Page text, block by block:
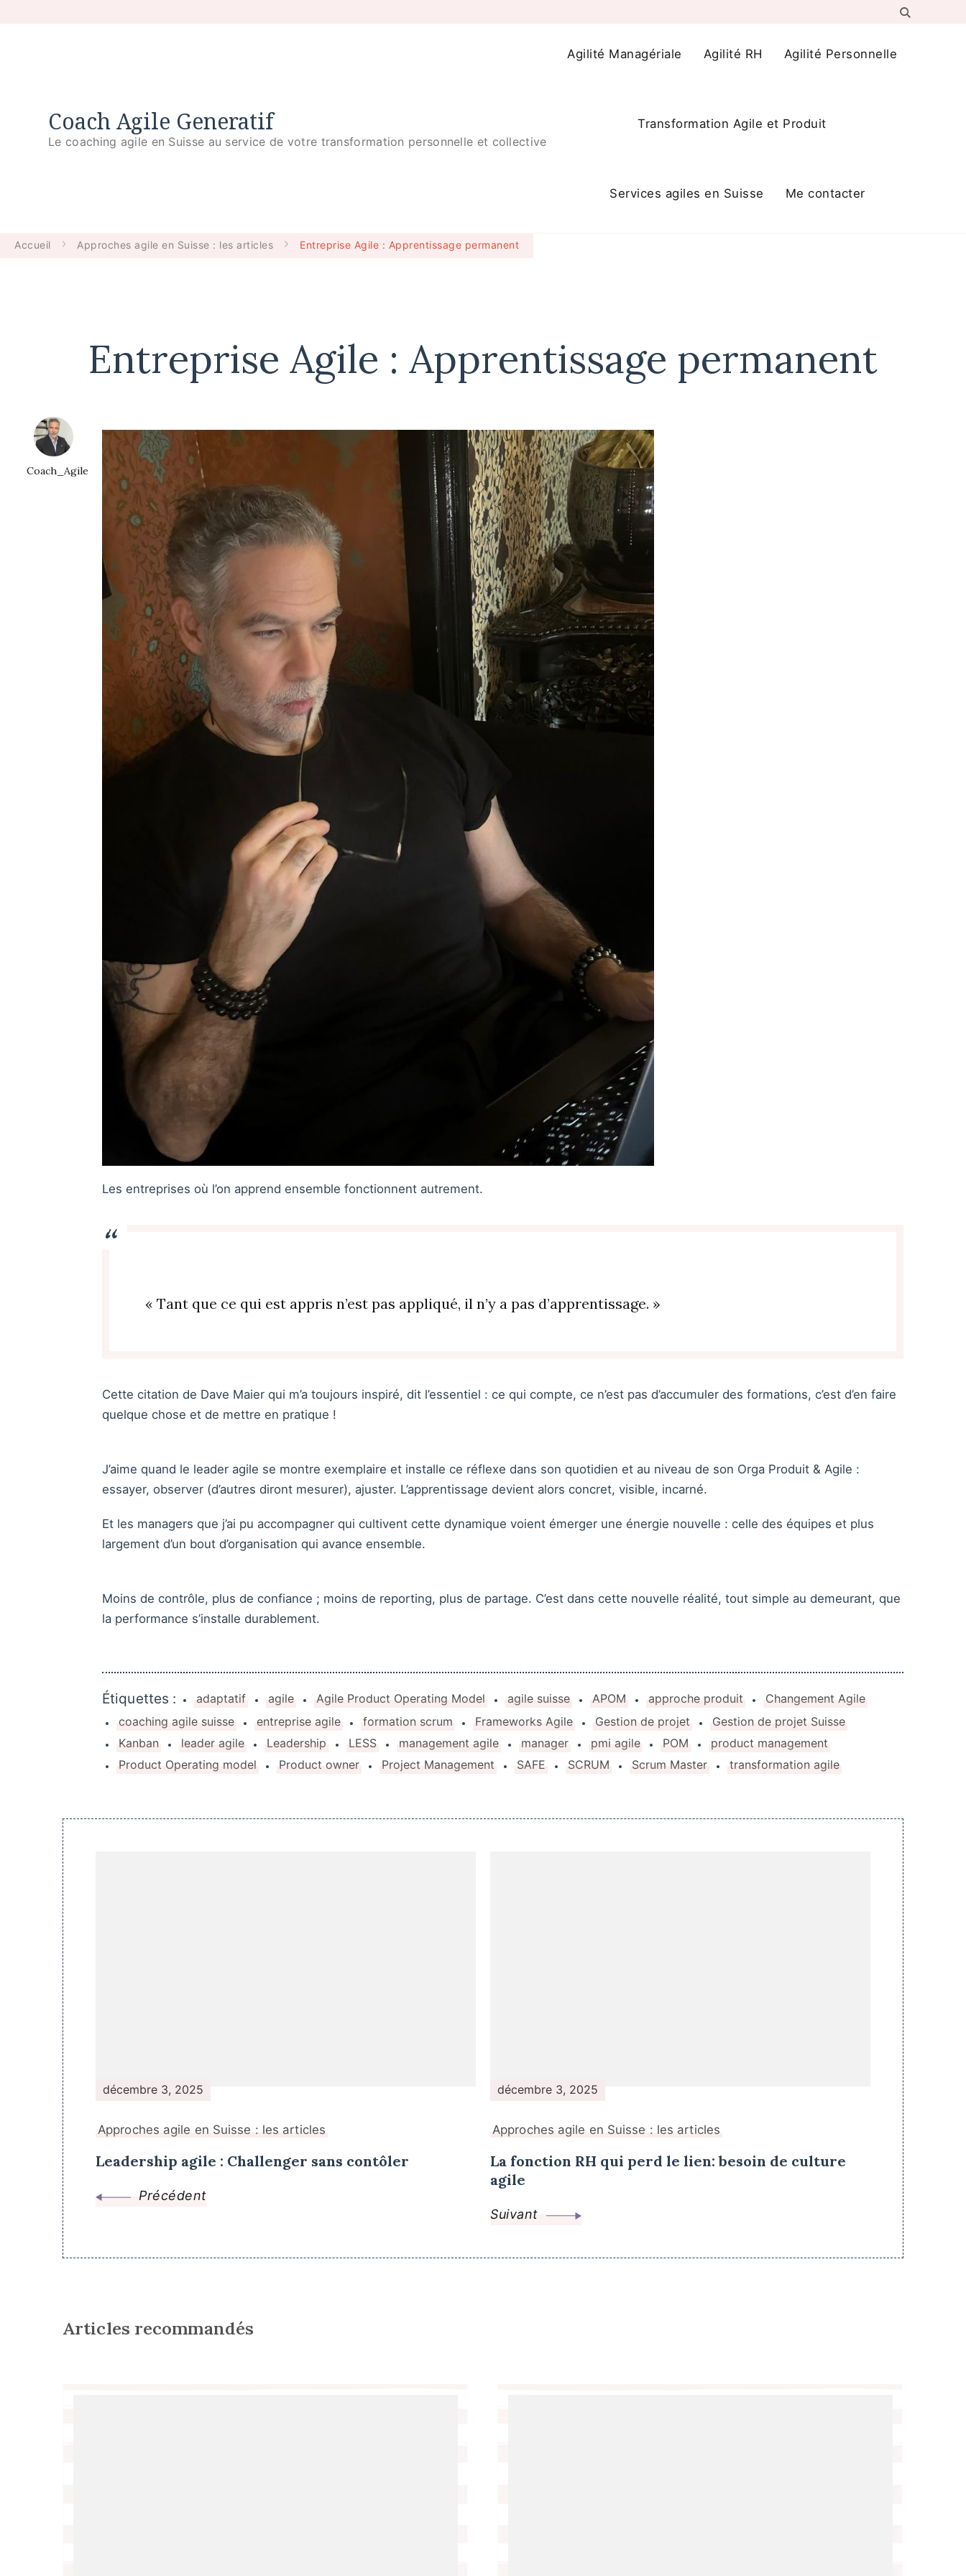
Coach Agile Generatif
Le coaching agile en Suisse au service de votre transformation personnelle et collective
Agilité Managériale Agilité RH Agilité Personnelle
Transformation Agile et Produit
Services agiles en Suisse Me contacter
Accueil Approches agile en Suisse : les articles Entreprise Agile : Apprentissage permanent
Entreprise Agile : Apprentissage permanent
Coach_Agile
Les entreprises où l’on apprend ensemble fonctionnent autrement.
« Tant que ce qui est appris n’est pas appliqué, il n’y a pas d’apprentissage. »
Cette citation de Dave Maier qui m’a toujours inspiré, dit l’essentiel : ce qui compte, ce n’est pas d’accumuler des formations, c’est d’en faire
quelque chose et de mettre en pratique !
J’aime quand le leader agile se montre exemplaire et installe ce réflexe dans son quotidien et au niveau de son Orga Produit & Agile :
essayer, observer (d’autres diront mesurer), ajuster. L’apprentissage devient alors concret, visible, incarné.
Et les managers que j’ai pu accompagner qui cultivent cette dynamique voient émerger une énergie nouvelle : celle des équipes et plus
largement d’un bout d’organisation qui avance ensemble.
Moins de contrôle, plus de confiance ; moins de reporting, plus de partage. C’est dans cette nouvelle réalité, tout simple au demeurant, que
la performance s’installe durablement.
Étiquettes : adaptatif agile Agile Product Operating Model agile suisse APOM approche produit
Changement Agile
coaching agile suisse
entreprise agile formation scrum Frameworks Agile Gestion de projet
Gestion de projet Suisse
Kanban
leader agile Leadership LESS management agile manager pmi agile POM
product management
Product Operating model
Product owner Project Management SAFE SCRUM Scrum Master transformation agile
décembre 3, 2025
Approches agile en Suisse : les articles
Leadership agile : Challenger sans contôler
Précédent
décembre 3, 2025
Approches agile en Suisse : les articles
La fonction RH qui perd le lien: besoin de culture
agile
Suivant
Articles recommandés